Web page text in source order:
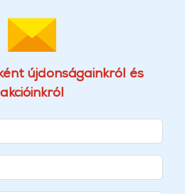
újdonságainkról és
akcióinkról